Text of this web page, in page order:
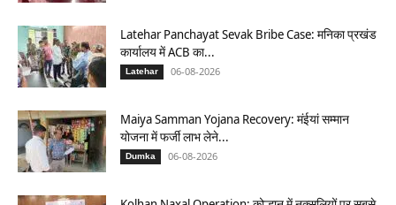
Latehar Panchayat Sevak Bribe Case: मनिका प्रखंड
कार्यालय में ACB का...
Latehar 06-08-2026
Maiya Samman Yojana Recovery: मंईयां सम्मान
योजना में फर्जी लाभ लेने...
Dumka 06-08-2026